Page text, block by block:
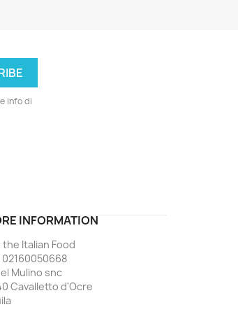
info di
INFORMATION
the Italian Food
02160050668
Mulino snc
Cavalletto d'Ocre